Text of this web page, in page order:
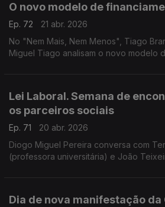
O novo modelo de
Ep. 72
21 abr. 2026
No "Nem Mais, Nem Menos", Tiago
Miguel Tiago analisam o novo modelo
Lei Laboral. Semana de
os parceiros sociais
Ep. 71
20 abr. 2026
Diogo Miguel Pereira conversa com
(professora universitária) e João
Dia de nova manifestação da